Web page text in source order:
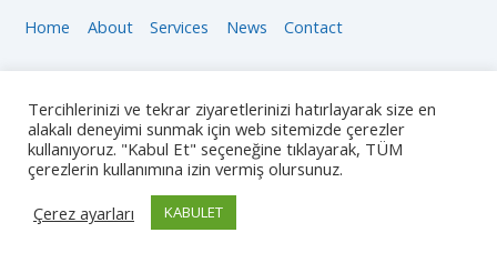
Home About Services News Contact
Social Follow Us
Tercihlerinizi ve tekrar ziyaretlerinizi hatırlayarak size en
alakalı deneyimi sunmak için web sitemizde çerezler
kullanıyoruz. "Kabul Et" seçeneğine tıklayarak, TÜM
çerezlerin kullanımına izin vermiş olursunuz.
Çerez ayarları
KABULET